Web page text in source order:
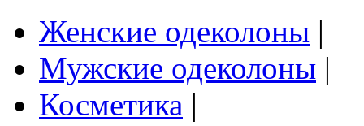
Женские одеколоны |
Мужские одеколоны |
Косметика |